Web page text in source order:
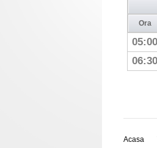
Ora
05:00
06:30
Acasa